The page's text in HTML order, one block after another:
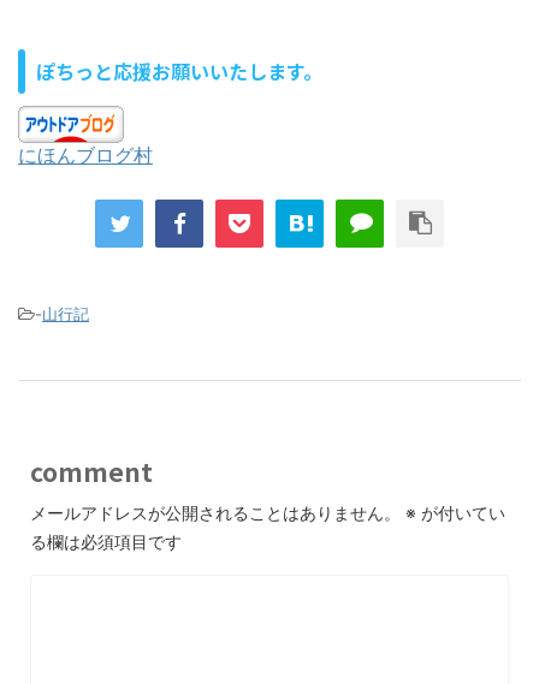
ぽちっと応援お願いいたします。
にほんブログ村
-山行記
comment
メールアドレスが公開されることはありません。 ※ が付いてい
る欄は必須項目です